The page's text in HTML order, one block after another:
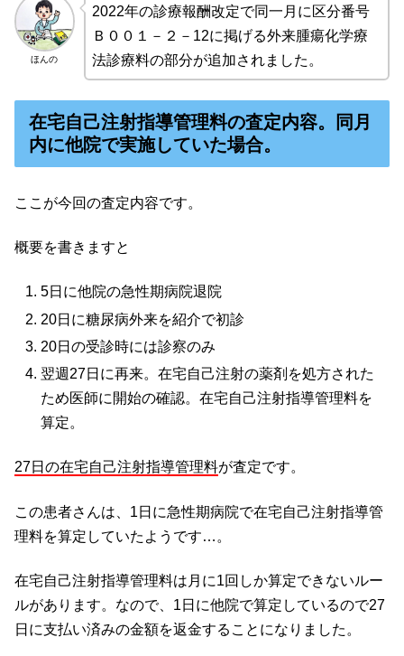
ほんの
2022年の診療報酬改定で同一月に区分番号
Ｂ００１－２－12に掲げる外来腫瘍化学療
法診療料の部分が追加されました。
在宅自己注射指導管理料の査定内容。同月
内に他院で実施していた場合。
ここが今回の査定内容です。
概要を書きますと
5日に他院の急性期病院退院
20日に糖尿病外来を紹介で初診
20日の受診時には診察のみ
翌週27日に再来。在宅自己注射の薬剤を処方された
ため医師に開始の確認。在宅自己注射指導管理料を
算定。
27日の在宅自己注射指導管理料が査定です。
この患者さんは、1日に急性期病院で在宅自己注射指導管
理料を算定していたようです…。
在宅自己注射指導管理料は月に1回しか算定できないルー
ルがあります。なので、1日に他院で算定しているので27
日に支払い済みの金額を返金することになりました。